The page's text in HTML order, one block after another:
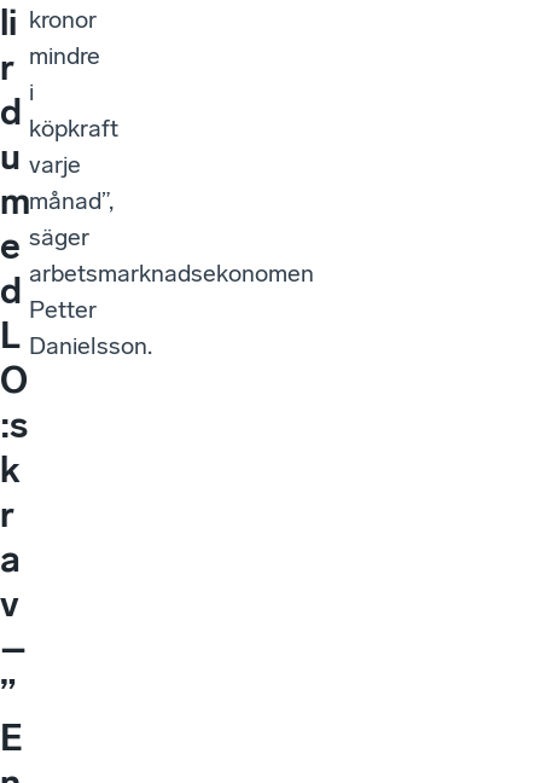
li
r
d
u
m
e
d
L
O
:s
k
r
a
v
–
”
E
kronor
mindre
i
köpkraft
varje
månad”,
säger
arbetsmarknadsekonomen
Petter
Danielsson.